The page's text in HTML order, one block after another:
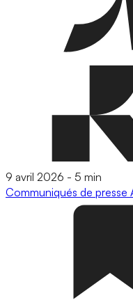
9 avril 2026 - 5 min
Communiqués de presse